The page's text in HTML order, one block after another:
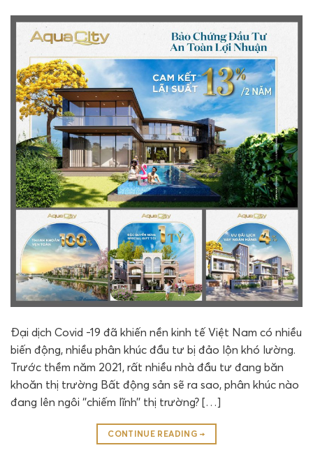
Đại dịch Covid -19 đã khiến nền kinh tế Việt Nam có nhiều
biến động, nhiều phân khúc đầu tư bị đảo lộn khó lường.
Trước thềm năm 2021, rất nhiều nhà đầu tư đang băn
khoăn thị trường Bất động sản sẽ ra sao, phân khúc nào
đang lên ngôi ‘’chiếm lĩnh’’ thị trường? […]
CONTINUE READING →